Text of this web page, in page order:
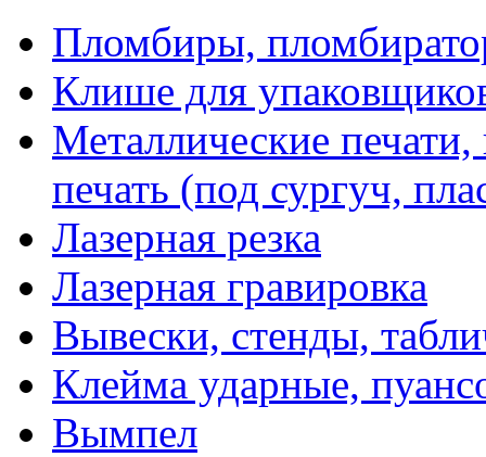
Пломбиры,
Клише для
Металлические
печать (под сургуч,
Лазерная резка
Лазерная гравировка
Вывески, стенды,
Клейма ударные,
Вымпел